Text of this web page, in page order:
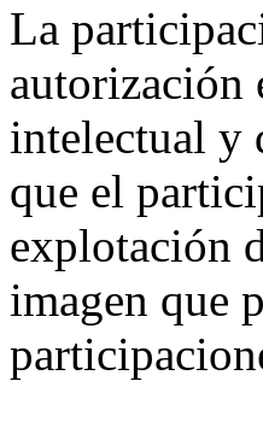
La
autorización
intelectual y
que el
explotación
imagen que